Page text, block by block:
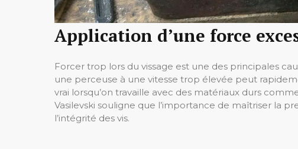
Application d’une force
Forcer trop lors du vissage est une des principales
une perceuse à une vitesse trop élevée peut
vrai lorsqu’on travaille avec des matériaux durs
Vasilevski souligne que l’importance de maîtriser la
l’intégrité des vis.